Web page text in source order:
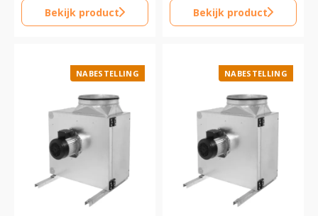
Bekijk product Bekijk product
NABESTELLING NABESTELLING